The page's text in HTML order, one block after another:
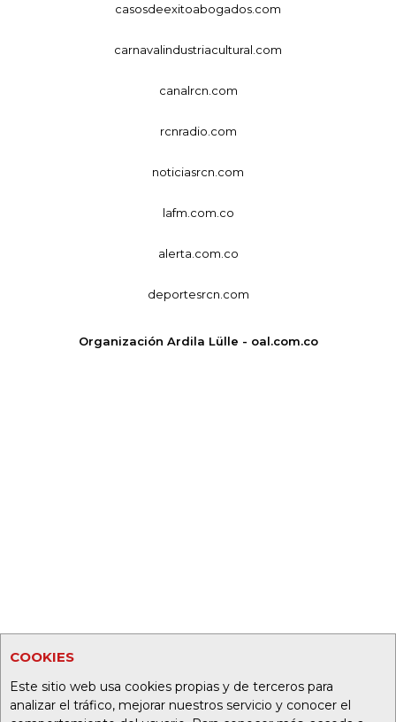
COOKIES
Este sitio web usa cookies propias y de terceros para
analizar el tráfico, mejorar nuestros servicio y conocer el
casosdeexitoabogados.com
carnavalindustriacultural.com
canalrcn.com
rcnradio.com
noticiasrcn.com
lafm.com.co
alerta.com.co
deportesrcn.com
Organización Ardila Lülle - oal.com.co